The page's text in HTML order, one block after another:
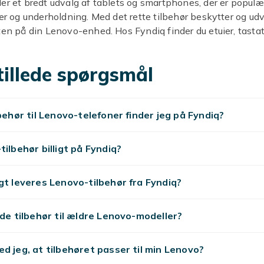
og underholdning. Med det rette tilbehør beskytter og
på din Lenovo-enhed. Hos Fyndiq finder du etuier,
covers til Lenovo-tablets
er populær til skolen, hjemmet og arbejdet. Beskyt din
forvandler tabletten til et mere produktivt redskab. Vælg
din specifikke model, fx Lenovo Tab M10, Tab P11 eller
etuier er bløde og nemme at montere, mens hårde
til Lenovo
spørgsmål
til Lenovo-telefoner finder jeg på Fyndiq?
billigt på Fyndiq?
leveres Lenovo-tilbehør fra Fyndiq?
tilbehør til ældre Lenovo-modeller?
jeg, at tilbehøret passer til min Lenovo?